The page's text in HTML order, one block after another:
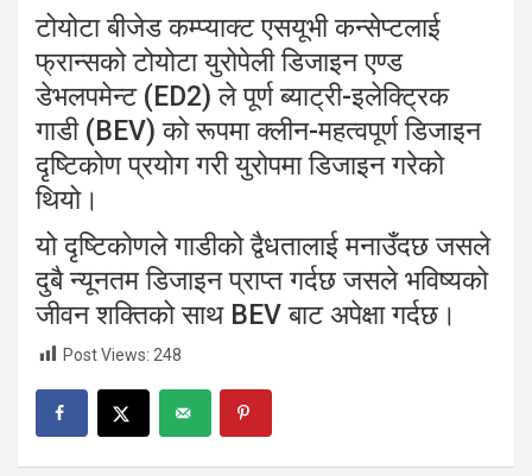
टोयोटा बीजेड कम्प्याक्ट एसयूभी कन्सेप्टलाई
फ्रान्सको टोयोटा युरोपेली डिजाइन एण्ड
डेभलपमेन्ट (ED2) ले पूर्ण ब्याट्री-इलेक्ट्रिक
गाडी (BEV) को रूपमा क्लीन-महत्वपूर्ण डिजाइन
दृष्टिकोण प्रयोग गरी युरोपमा डिजाइन गरेको
थियो।
यो दृष्टिकोणले गाडीको द्वैधतालाई मनाउँदछ जसले
दुबै न्यूनतम डिजाइन प्राप्त गर्दछ जसले भविष्यको
जीवन शक्तिको साथ BEV बाट अपेक्षा गर्दछ।
Post Views: 248